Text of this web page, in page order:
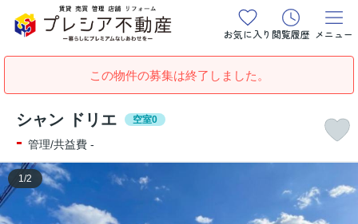
お気に入り 閲覧履歴 メニュー
この物件の募集は終了しました。
シャン ドリエ 空室0
- 管理/共益費 -
1 /2